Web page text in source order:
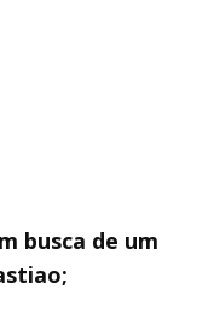
busca de um